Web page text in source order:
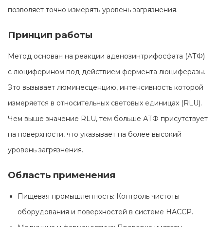
позволяет точно измерять уровень загрязнения.
Принцип работы
Метод основан на реакции аденозинтрифосфата (АТФ)
с люциферином под действием фермента люциферазы.
Это вызывает люминесценцию, интенсивность которой
измеряется в относительных световых единицах (RLU).
Чем выше значение RLU, тем больше АТФ присутствует
на поверхности, что указывает на более высокий
уровень загрязнения.
Область применения
Пищевая промышленность: Контроль чистоты
оборудования и поверхностей в системе HACCP.